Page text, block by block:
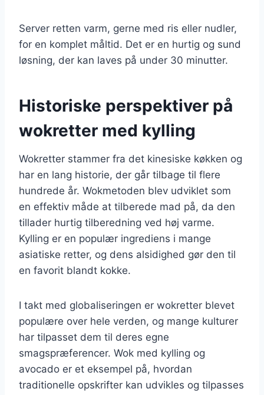
Server retten varm, gerne med ris eller nudler,
for en komplet måltid. Det er en hurtig og sund
løsning, der kan laves på under 30 minutter.
Historiske perspektiver på
wokretter med kylling
Wokretter stammer fra det kinesiske køkken og
har en lang historie, der går tilbage til flere
hundrede år. Wokmetoden blev udviklet som
en effektiv måde at tilberede mad på, da den
tillader hurtig tilberedning ved høj varme.
Kylling er en populær ingrediens i mange
asiatiske retter, og dens alsidighed gør den til
en favorit blandt kokke.
I takt med globaliseringen er wokretter blevet
populære over hele verden, og mange kulturer
har tilpasset dem til deres egne
smagspræferencer. Wok med kylling og
avocado er et eksempel på, hvordan
traditionelle opskrifter kan udvikles og tilpasses